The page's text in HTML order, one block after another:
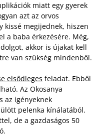
miatt egy gyerek
azt az orvos
kissé megijednek, hiszen
a baba érkezésére. Még,
akkor is újakat kell
van szükség mindenből.
elsődleges feladat. Ebből
Az Okosanya
az igényeknek
pelenka kínálatából.
de a gazdaságos 50